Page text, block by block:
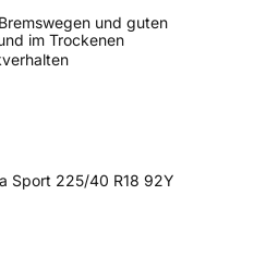
und guten
im Trockenen
Sport 225/40 R18 92Y